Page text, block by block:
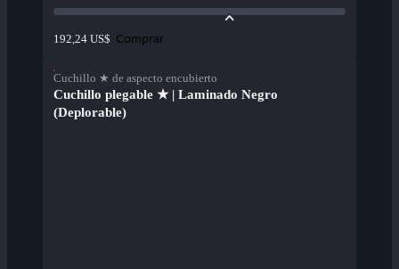
192,24 US$ Comprar
Cuchillo ★ de aspecto encubierto
Cuchillo plegable ★ | Laminado Negro
(Deplorable)